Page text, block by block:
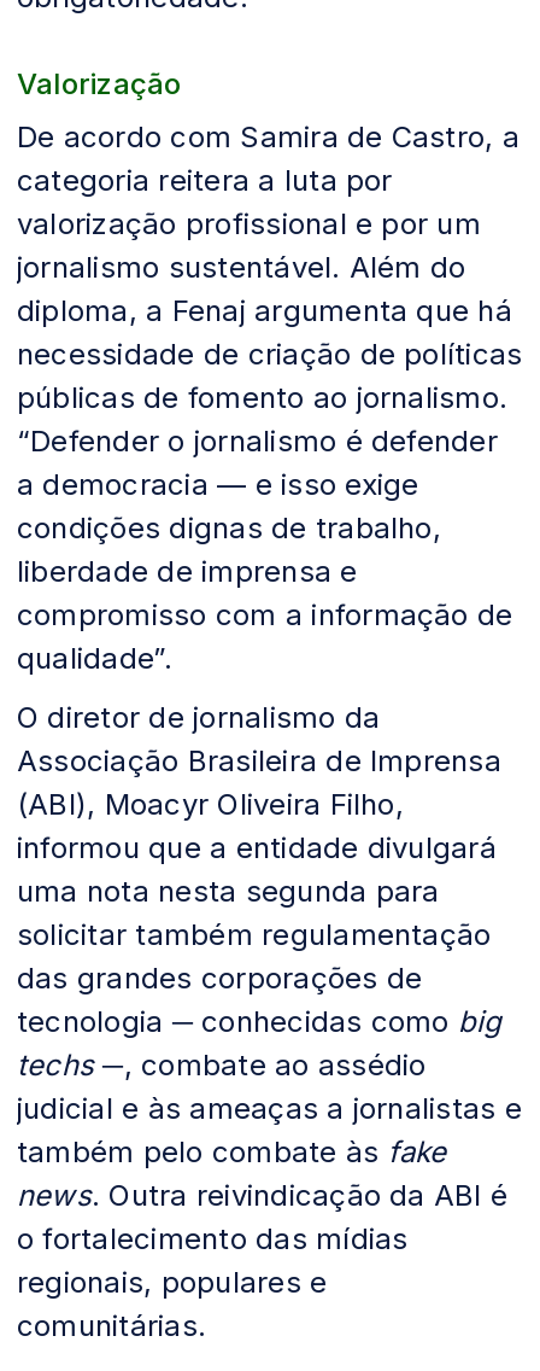
Valorização
De acordo com Samira de Castro, a
categoria reitera a luta por
valorização profissional e por um
jornalismo sustentável. Além do
diploma, a Fenaj argumenta que há
necessidade de criação de políticas
públicas de fomento ao jornalismo.
“Defender o jornalismo é defender
a democracia — e isso exige
condições dignas de trabalho,
liberdade de imprensa e
compromisso com a informação de
qualidade”.
O diretor de jornalismo da
Associação Brasileira de Imprensa
(ABI), Moacyr Oliveira Filho,
informou que a entidade divulgará
uma nota nesta segunda para
solicitar também regulamentação
das grandes corporações de
tecnologia ─ conhecidas como big
techs─, combate ao assédio
judicial e às ameaças a jornalistas e
também pelo combate às fake
news. Outra reivindicação da ABI é
o fortalecimento das mídias
regionais, populares e
comunitárias.